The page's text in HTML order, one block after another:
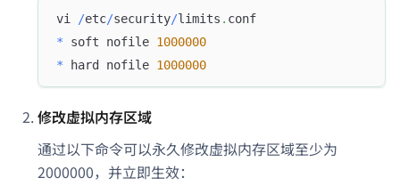
vi /etc/security/limits . conf
* soft nofile 1000000
* hard nofile 1000000
修改虚拟内存区域
通过以下命令可以永久修改虚拟内存区域至少为
2000000，并立即生效：